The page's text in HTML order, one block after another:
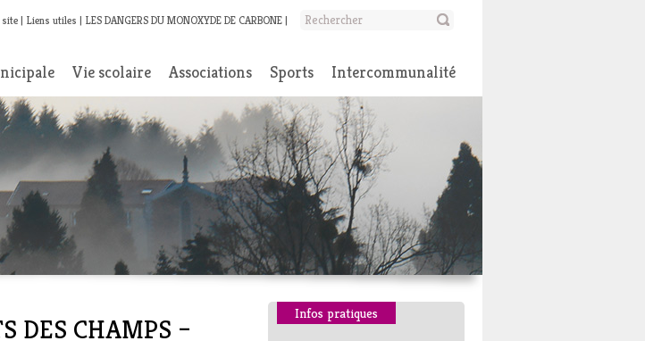
site Liens utiles LES DANGERS DU MONOXYDE DE CARBONE
Vie scolaire Associations Sports Intercommunalité
DES CHAMPS –
Infos pratiques